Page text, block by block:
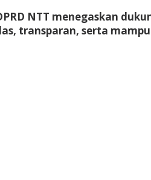
NTT menegaskan
transparan, serta